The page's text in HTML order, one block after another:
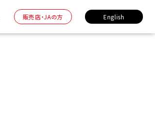
販売店・JAの方 English